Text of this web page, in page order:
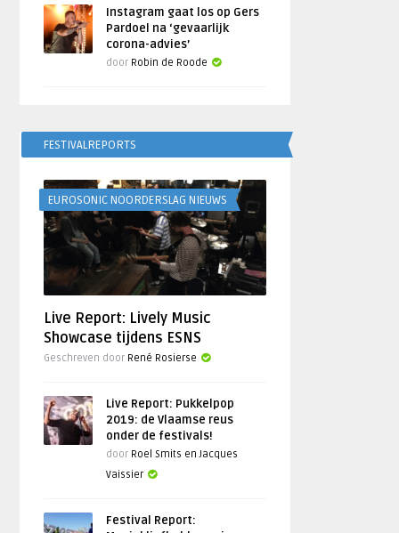
Instagram gaat los op Gers
Pardoel na ‘gevaarlijk
corona-advies’
door Robin de Roode
FESTIVALREPORTS
EUROSONIC NOORDERSLAG NIEUWS
Live Report: Lively Music
Showcase tijdens ESNS
Geschreven door René Rosierse
Live Report: Pukkelpop
2019: de Vlaamse reus
onder de festivals!
door Roel Smits en Jacques
Vaissier
Festival Report: